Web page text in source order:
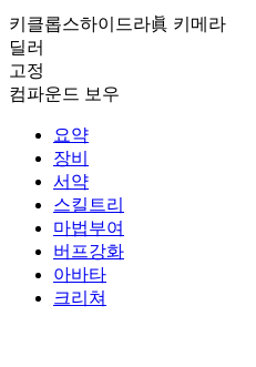
키클롭스하이드라眞 키메라
딜러
고정
컴파운드 보우
요약
장비
서약
스킬트리
마법부여
버프강화
아바타
크리쳐